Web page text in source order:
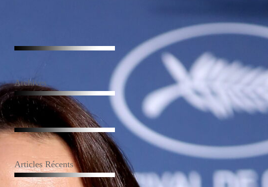
Archives
Articles Récents